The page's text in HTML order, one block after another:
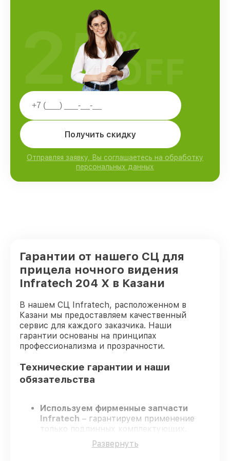
Получить скидку
Отправляя заявку, Вы соглашаетесь на обработку
персональных данных
25%
OFF
Гарантии от нашего СЦ для
прицела ночного видения
Infratech 204 Х в Казани
В нашем СЦ Infratech, расположенном в
Казани мы предоставляем качественный
сервис для каждого заказчика. Наши
гарантии основаны на принципах
профессионализма и прозрачности.
Технические гарантии и наши
обязательства
Используем фирменные запчасти
Infratech – гарантируем применение
только подлинных комплектующих.
Квалифицированные специалисты
проходят строгий отбор, что
Развернуть